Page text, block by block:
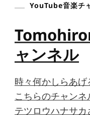
YouTube音楽チ
ャンネル
時々何かしらあげ
こちらのチャン
テツロウハナサ